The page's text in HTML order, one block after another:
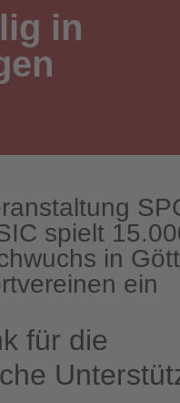
in
spielt
in
ein
für die